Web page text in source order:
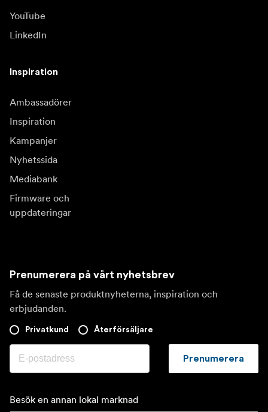
YouTube
LinkedIn
Inspiration
Ambassadörer
Inspiration
Kampanjer
Nyhetssida
Mediabank
Firmware och
uppdateringar
Prenumerera på vårt nyhetsbrev
Få de senaste produktnyheterna, inspiration och
erbjudanden.
Privatkund Återförsäljare
Prenumerera
Besök en annan lokal marknad